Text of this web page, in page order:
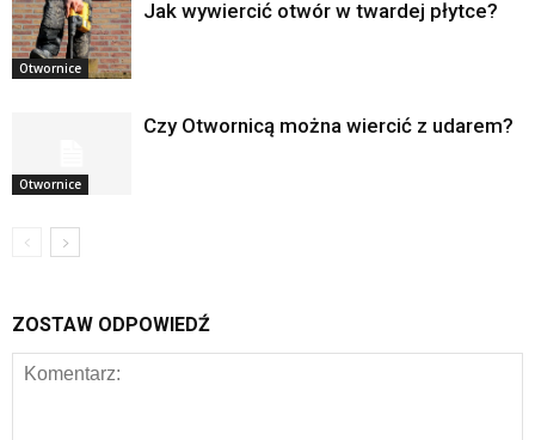
Otwornice
Jak wywiercić otwór w twardej płytce?
Otwornice
Czy Otwornicą można wiercić z udarem?
ZOSTAW ODPOWIEDŹ